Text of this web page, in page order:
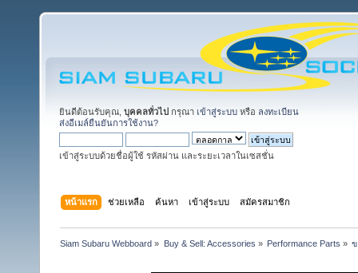
ยินดีต้อนรับคุณ, บุคคลทั่วไป กรุณา เข้าสู่ระบบ หรือ ลงทะเบียน
ส่งอีเมล์ยืนยันการใช้งาน?
เข้าสู่ระบบด้วยชื่อผู้ใช้ รหัสผ่าน และระยะเวลาในเซสชั่น
หน้าแรก ช่วยเหลือ ค้นหา เข้าสู่ระบบ สมัครสมาชิก
Siam Subaru Webboard » Buy & Sell: Accessories » Performance Parts » ข